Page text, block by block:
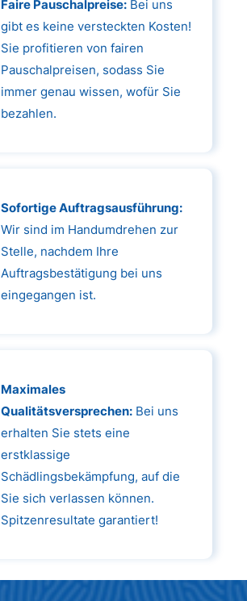
Faire Pauschalpreise:Bei uns
gibt es keine versteckten Kosten!
Sie profitieren von fairen
Pauschalpreisen, sodass Sie
immer genau wissen, wofür Sie
bezahlen.
Sofortige Auftragsausführung:
Wir sind im Handumdrehen zur
Stelle, nachdem Ihre
Auftragsbestätigung bei uns
eingegangen ist.
Maximales
Qualitätsversprechen:Bei uns
erhalten Sie stets eine
erstklassige
Schädlingsbekämpfung, auf die
Sie sich verlassen können.
Spitzenresultate garantiert!